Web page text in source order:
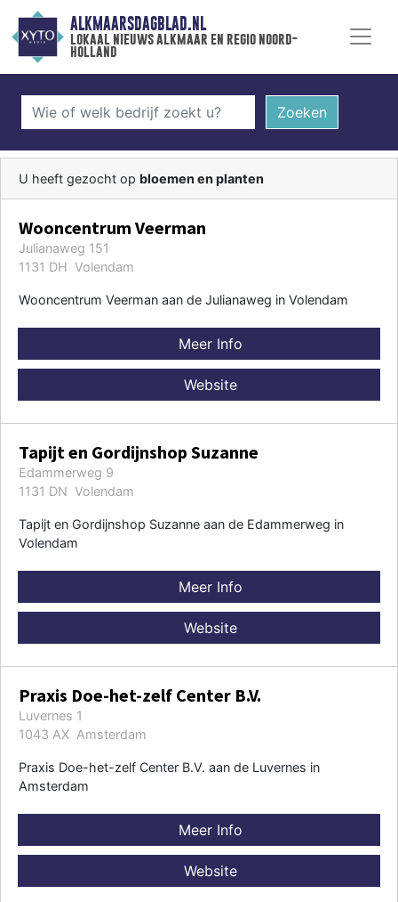
ALKMAARSDAGBLAD.NL
lokaal nieuws alkmaar en regio noord-
holland
Zoeken
U heeft gezocht op bloemen en planten
Wooncentrum Veerman
Julianaweg 151
1131 DH Volendam
Wooncentrum Veerman aan de Julianaweg in Volendam
Meer Info
Website
Tapijt en Gordijnshop Suzanne
Edammerweg 9
1131 DN Volendam
Tapijt en Gordijnshop Suzanne aan de Edammerweg in
Volendam
Meer Info
Website
Praxis Doe-het-zelf Center B.V.
Luvernes 1
1043 AX Amsterdam
Praxis Doe-het-zelf Center B.V. aan de Luvernes in
Amsterdam
Meer Info
Website